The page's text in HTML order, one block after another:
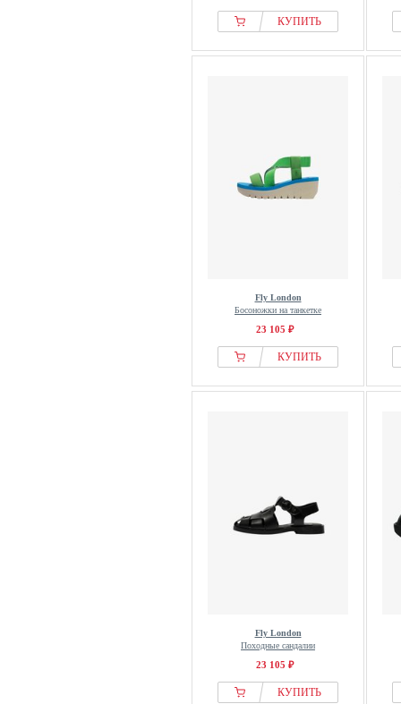
КУПИТЬ
Fly London
Босоножки на танкетке
23 105 ₽
КУПИТЬ
Fly London
Походные сандалии
23 105 ₽
КУПИТЬ